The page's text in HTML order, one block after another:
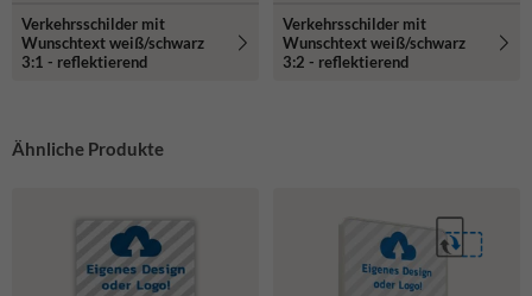
Verkehrsschilder mit
Wunschtext weiß/schwarz
3:1 - reflektierend
Verkehrsschilder mit
Wunschtext weiß/schwarz
3:2 - reflektierend
Ähnliche Produkte